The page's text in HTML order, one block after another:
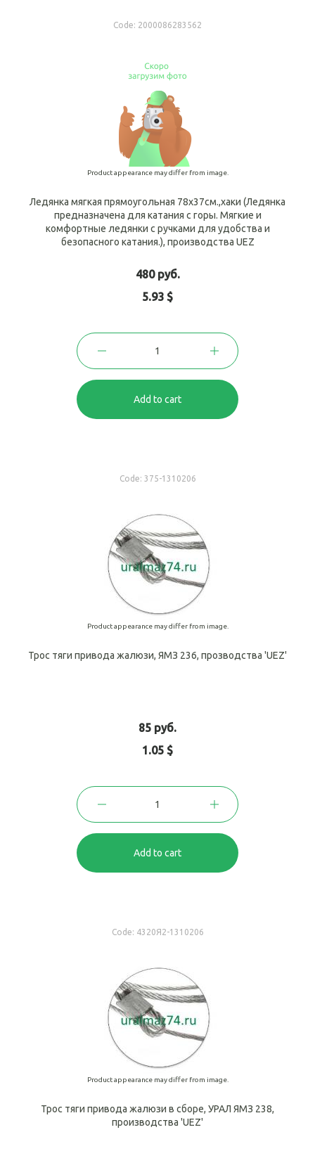
Code: 2000086283562
Product appearance may differ from image.
Ледянка мягкая прямоугольная 78х37см.,хаки (Ледянка
предназначена для катания с горы. Мягкие и
комфортные ледянки с ручками для удобства и
безопасного катания.), производства UEZ
480 руб.
5.93 $
Add to cart
Code: 375-1310206
Product appearance may differ from image.
Трос тяги привода жалюзи, ЯМЗ 236, прозводства 'UEZ'
85 руб.
1.05 $
Add to cart
Code: 4320Я2-1310206
Product appearance may differ from image.
Трос тяги привода жалюзи в сборе, УРАЛ ЯМЗ 238,
производства 'UEZ'